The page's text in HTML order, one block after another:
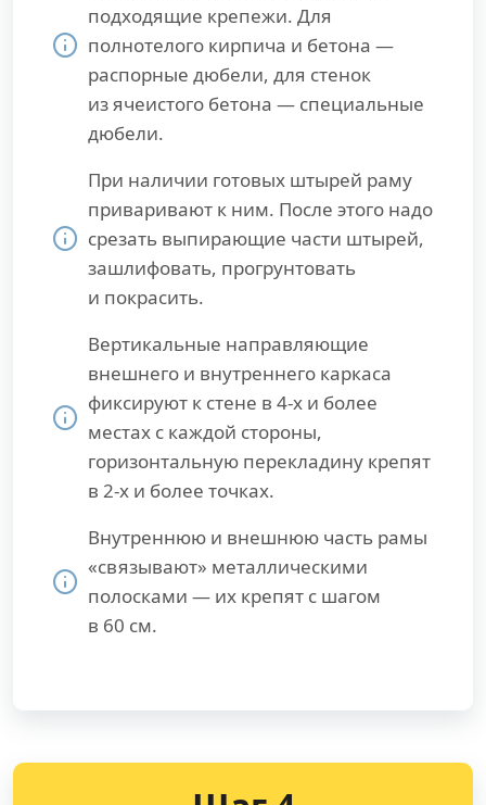
подходящие крепежи. Для
полнотелого кирпича и бетона —
распорные дюбели, для стенок
из ячеистого бетона — специальные
дюбели.
При наличии готовых штырей раму
приваривают к ним. После этого надо
срезать выпирающие части штырей,
зашлифовать, прогрунтовать
и покрасить.
Вертикальные направляющие
внешнего и внутреннего каркаса
фиксируют к стене в 4-х и более
местах с каждой стороны,
горизонтальную перекладину крепят
в 2-х и более точках.
Внутреннюю и внешнюю часть рамы
«связывают» металлическими
полосками — их крепят с шагом
в 60 см.